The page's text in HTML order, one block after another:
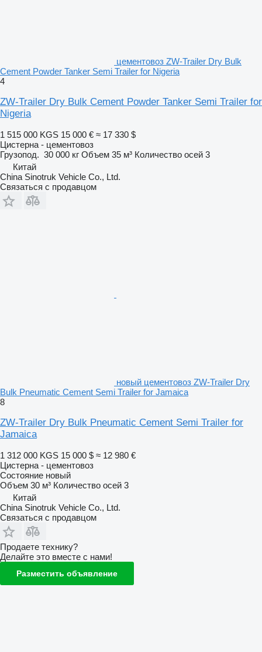
цементовоз ZW-Trailer Dry Bulk
Cement Powder Tanker Semi Trailer for Nigeria
4
ZW-Trailer Dry Bulk Cement Powder Tanker Semi Trailer for
Nigeria
1 515 000 KGS 15 000 € ≈ 17 330 $
Цистерна - цементовоз
Грузопод. 30 000 кг Объем 35 м³ Количество осей 3
Китай
China Sinotruk Vehicle Co., Ltd.
Связаться с продавцом
новый цементовоз ZW-Trailer Dry
Bulk Pneumatic Cement Semi Trailer for Jamaica
8
ZW-Trailer Dry Bulk Pneumatic Cement Semi Trailer for
Jamaica
1 312 000 KGS 15 000 $ ≈ 12 980 €
Цистерна - цементовоз
Состояние новый
Объем 30 м³ Количество осей 3
Китай
China Sinotruk Vehicle Co., Ltd.
Связаться с продавцом
Продаете технику?
Делайте это вместе с нами!
Разместить объявление